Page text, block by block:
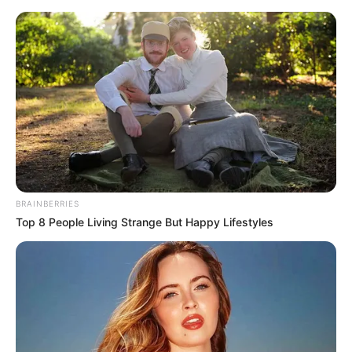
Einbeck - Tourismusinformationen 2026
Bald ist Hohes Friedensfest (in Augsburg ein Feiertag):
Sonnabend, den 08.08.2026
Informationen für den Fremdenverkehr in Einbeck:
BRAINBERRIES
Top 8 People Living Strange But Happy Lifestyles